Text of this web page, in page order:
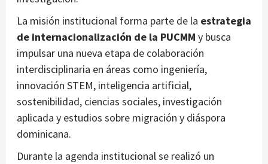
La misión institucional forma parte de la estrategia
de internacionalización de la PUCMM y busca
impulsar una nueva etapa de colaboración
interdisciplinaria en áreas como ingeniería,
innovación STEM, inteligencia artificial,
sostenibilidad, ciencias sociales, investigación
aplicada y estudios sobre migración y diáspora
dominicana.
Durante la agenda institucional se realizó un